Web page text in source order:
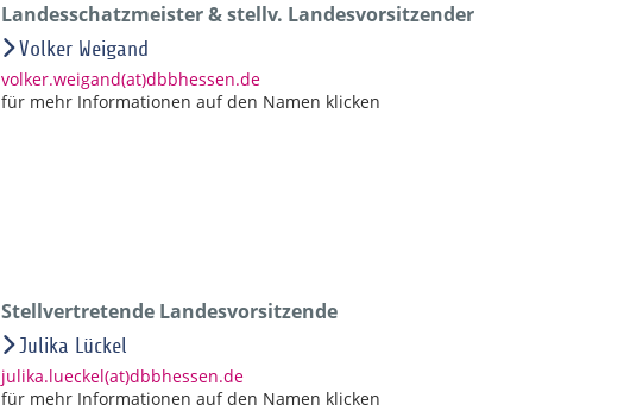
Landesschatzmeister & stellv. Landesvorsitzender
Volker Weigand
volker.weigand(at)dbbhessen.de
für mehr Informationen auf den Namen klicken
Stellvertretende Landesvorsitzende
Julika Lückel
julika.lueckel(at)dbbhessen.de
für mehr Informationen auf den Namen klicken